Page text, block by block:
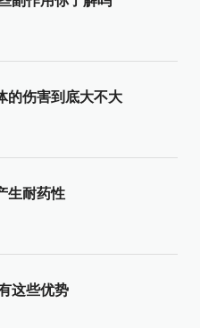
的伤害到底大不大
生耐药性
这些优势